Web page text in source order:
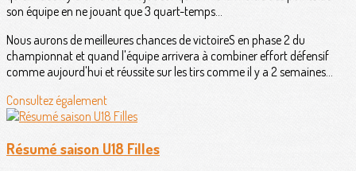
son équipe en ne jouant que 3 quart-temps...
Nous aurons de meilleures chances de victoireS en phase 2 du
championnat et quand l'équipe arrivera à combiner effort défensif
comme aujourd'hui et réussite sur les tirs comme il y a 2 semaines...
Consultez également
Résumé saison U18 Filles